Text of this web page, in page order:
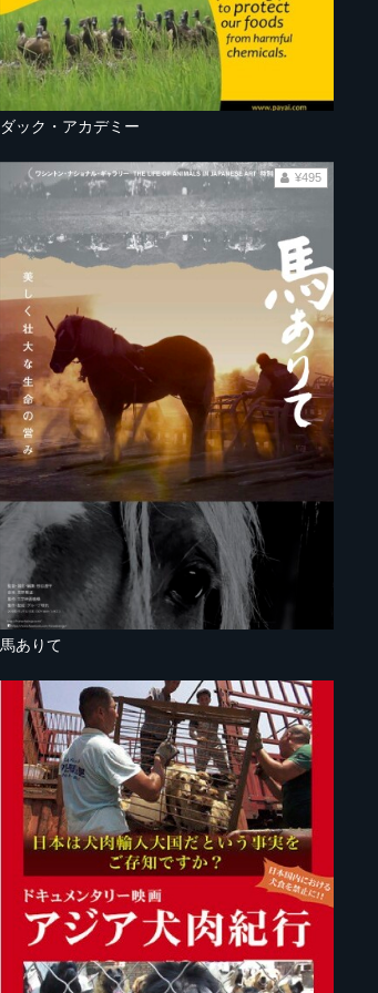
ダック・アカデミー
馬ありて
¥495